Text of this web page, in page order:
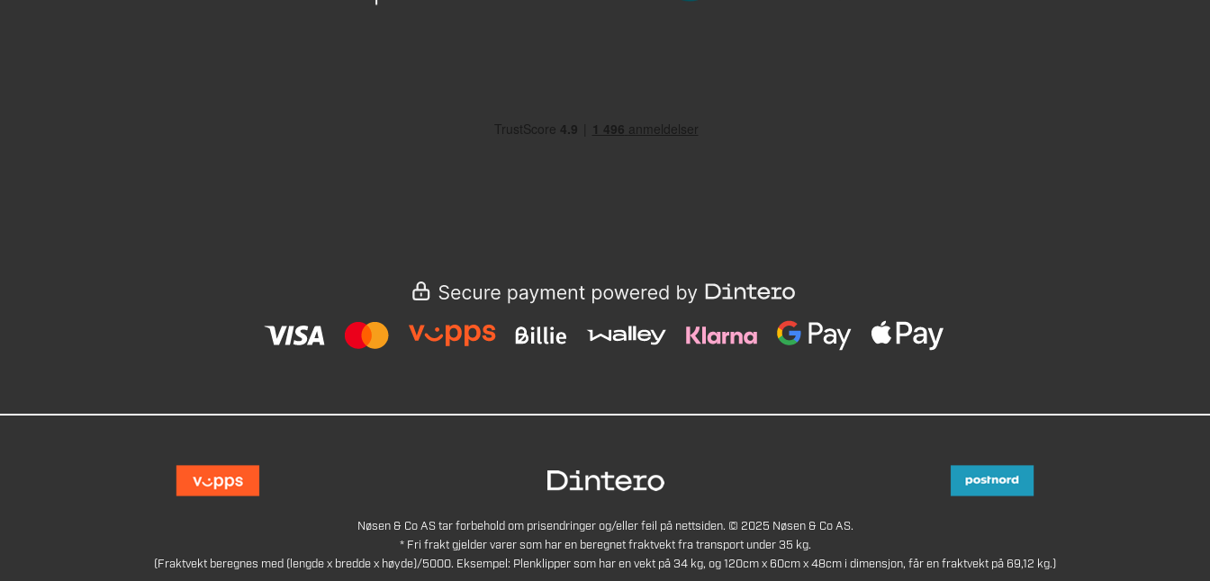
Nøsen & Co AS tar forbehold om prisendringer og/eller feil på nettsiden. © 2025 Nøsen & Co AS.
* Fri frakt gjelder varer som har en beregnet fraktvekt fra transport under 35 kg.
(Fraktvekt beregnes med (lengde x bredde x høyde)/5000. Eksempel: Plenklipper som har en vekt på 34 kg, og 120cm x 60cm x 48cm i dimensjon, får en fraktvekt på 69,12 kg.)